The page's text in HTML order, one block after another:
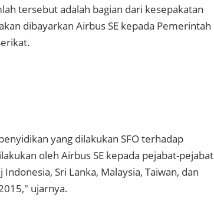
tersebut adalah bagian dari kesepakatan
dibayarkan Airbus SE kepada Pemerintah
yang dilakukan SFO terhadap
oleh Airbus SE kepada pejabat-pejabat
Sri Lanka, Malaysia, Taiwan, dan
ujarnya.